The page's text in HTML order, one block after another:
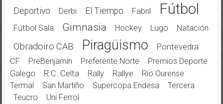
Deportivo Derbi El Tiempo Fabril Fútbol
Fútbol Sala Gimnasia Hockey Lugo Natación
Obradoiro CAB Piragüismo
Pontevedra
CF
PreBenjamín Preferente Norte
Premios Deporte
Galego
R.C. Celta Rally Rallye
Río Ourense
Termal
San Martiño Supercopa Endesa
Tercera
Teucro
Uni Ferrol